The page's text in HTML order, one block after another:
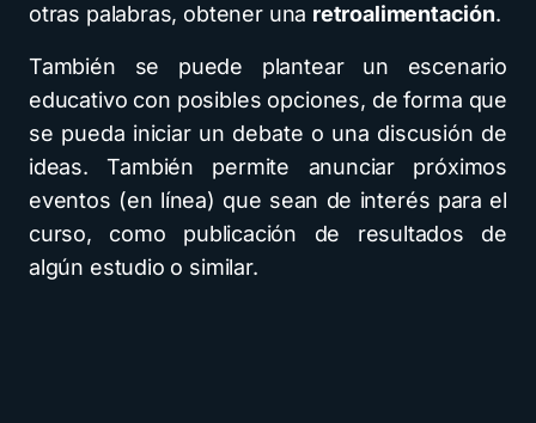
otras palabras, obtener una retroalimentación.
También se puede plantear un escenario
educativo con posibles opciones, de forma que
se pueda iniciar un debate o una discusión de
ideas. También permite anunciar próximos
eventos (en línea) que sean de interés para el
curso, como publicación de resultados de
algún estudio o similar.